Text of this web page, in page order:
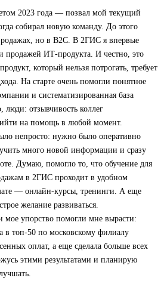
2023 года — позвал мой текущий
собирал новую команду. До этого
но в B2C. В 2ГИС я впервые
продажей ИТ‑продукта. И честно, это
который нельзя потрогать, требует
На старте очень помогли понятное
и систематизированная база
отзывчивость коллег
на помощь в любой момент.
непросто: нужно было оперативно
много новой информации и сразу
Думаю, помогло то, что обучение для
в 2ГИС проходит в удобном
— онлайн-курсы, тренинги. А еще
желание развиваться.
мое упорство помогли мне вырасти:
в топ‑50 по московскому филиалу
оплат, а еще сделала больше всех
этими результатами и планирую